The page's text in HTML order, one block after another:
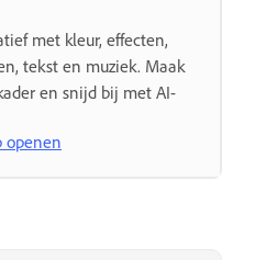
met kleur, effecten,
tekst en muziek. Maak
en snijd bij met AI-
openen